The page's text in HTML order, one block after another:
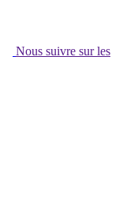
Nous suivre sur les